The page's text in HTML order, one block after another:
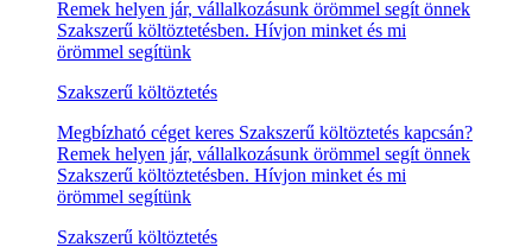
Remek helyen jár, vállalkozásunk örömmel segít önnek
Szakszerű költöztetésben. Hívjon minket és mi
örömmel segítünk
Szakszerű költöztetés
Megbízható céget keres Szakszerű költöztetés kapcsán?
Remek helyen jár, vállalkozásunk örömmel segít önnek
Szakszerű költöztetésben. Hívjon minket és mi
örömmel segítünk
Szakszerű költöztetés